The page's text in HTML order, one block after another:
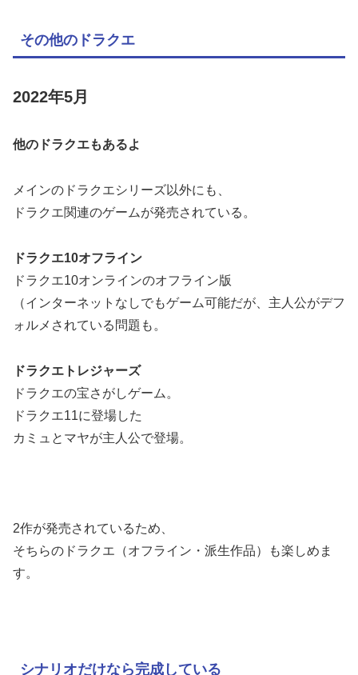
その他のドラクエ
2022年5月
他のドラクエもあるよ
メインのドラクエシリーズ以外にも、
ドラクエ関連のゲームが発売されている。
ドラクエ10オフライン
ドラクエ10オンラインのオフライン版
（インターネットなしでもゲーム可能だが、主人公がデフ
ォルメされている問題も。
ドラクエトレジャーズ
ドラクエの宝さがしゲーム。
ドラクエ11に登場した
カミュとマヤが主人公で登場。
2作が発売されているため、
そちらのドラクエ（オフライン・派生作品）も楽しめま
す。
シナリオだけなら完成している